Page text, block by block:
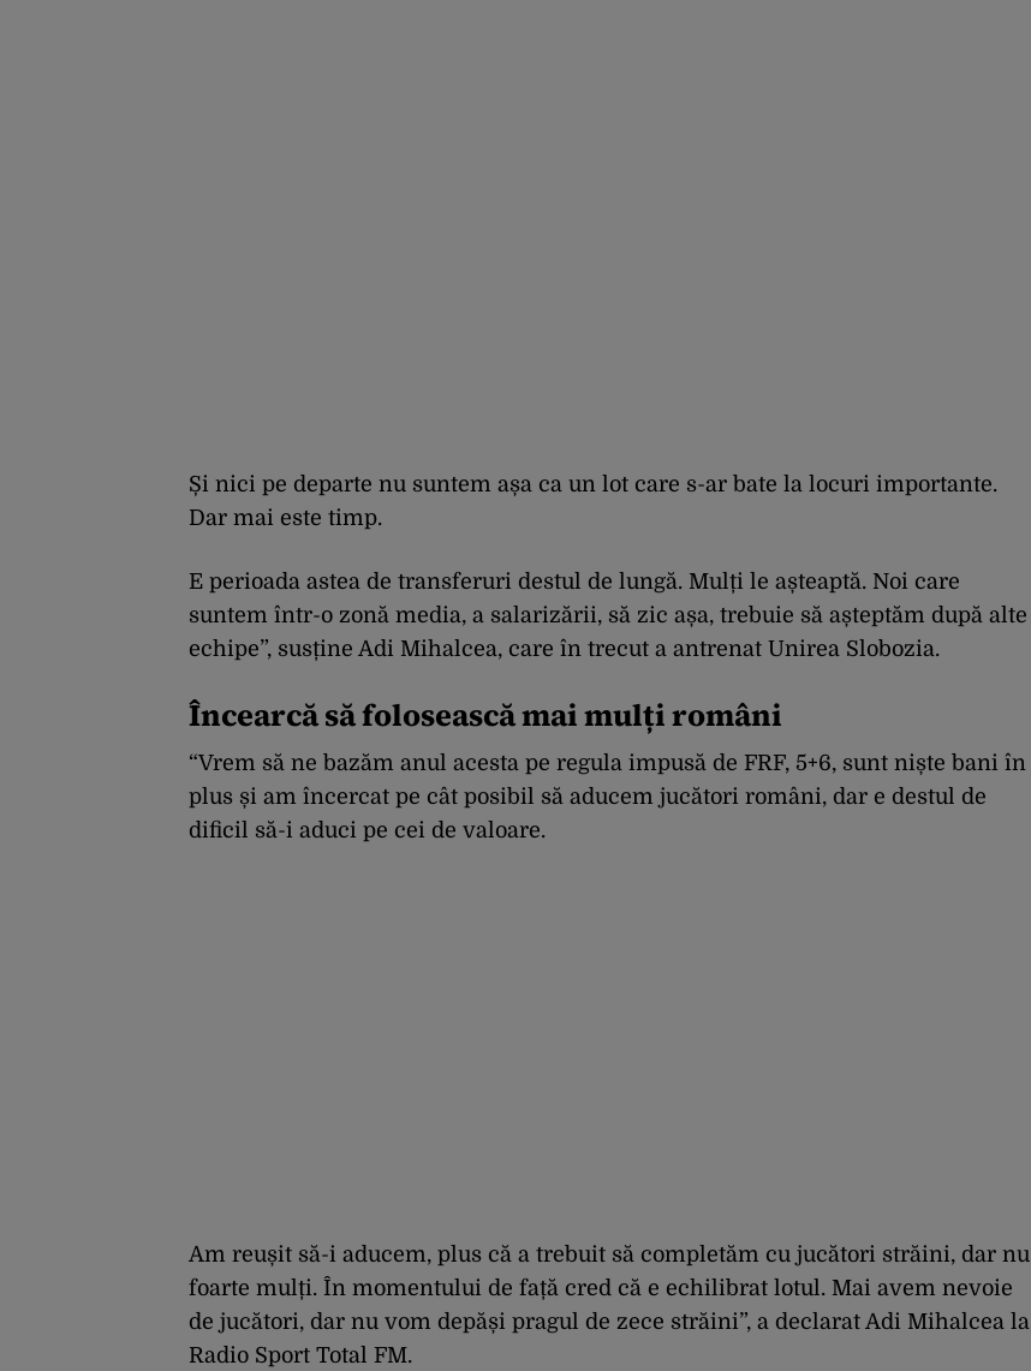
Și nici pe departe nu suntem așa ca un lot care s-ar bate la locuri importante.
Dar mai este timp.
E perioada astea de transferuri destul de lungă. Mulți le așteaptă. Noi care
suntem într-o zonă media, a salarizării, să zic așa, trebuie să așteptăm după alte
echipe”, susține Adi Mihalcea, care în trecut a antrenat Unirea Slobozia.
Încearcă să folosească mai mulți români
“Vrem să ne bazăm anul acesta pe regula impusă de FRF, 5+6, sunt niște bani în
plus și am încercat pe cât posibil să aducem jucători români, dar e destul de
dificil să-i aduci pe cei de valoare.
Am reușit să-i aducem, plus că a trebuit să completăm cu jucători străini, dar nu
foarte mulți. În momentului de față cred că e echilibrat lotul. Mai avem nevoie
de jucători, dar nu vom depăși pragul de zece străini”, a declarat Adi Mihalcea la
Radio Sport Total FM.